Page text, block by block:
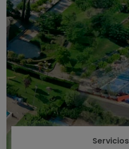
Servicios